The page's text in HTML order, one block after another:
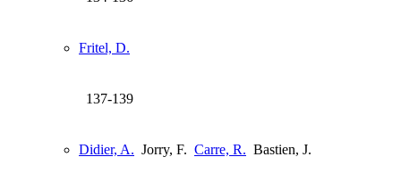
Fritel, D.
137-139
Didier, A. Jorry, F. Carre, R. Bastien, J.